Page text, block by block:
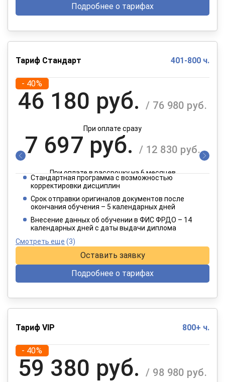
Подробнее о тарифах
Тариф Стандарт 401-800 ч.
- 40%
46 180 руб. / 76 980 руб.
При оплате сразу
7 697 руб. / 12 830 руб.
При оплате в рассрочку на 6 месяцев
3 849 руб.
При оплате в рассрочку на 12 месяцев
Стандартная программа с возможностью
корректировки дисциплин
Срок отправки оригиналов документов после
окончания обучения – 5 календарных дней
Внесение данных об обучении в ФИС ФРДО – 14
календарных дней с даты выдачи диплома
Смотреть еще (3)
Оставить заявку
Подробнее о тарифах
Тариф VIP 800+ ч.
- 40%
59 380 руб. / 98 980 руб.